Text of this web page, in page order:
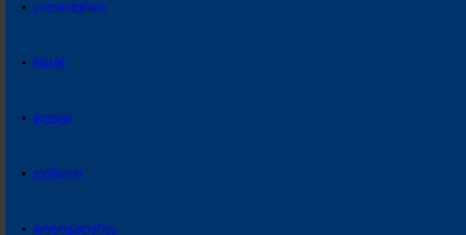
კალათბურთი
რაგბი
ბლოგი
ჟურნალი
ფოტოგალერეა